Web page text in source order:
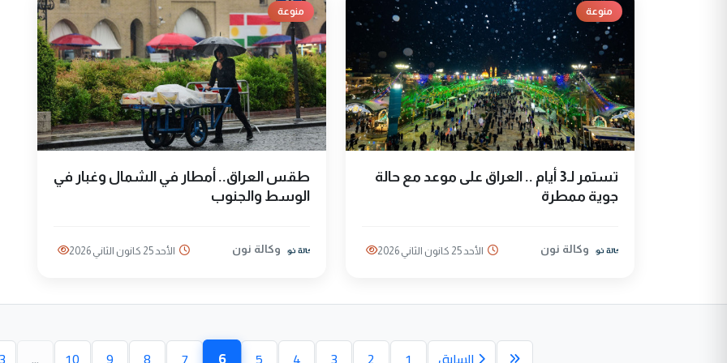
منوعة
تستمر لـ3 أيام .. العراق على موعد مع حالة
جوية ممطرة
وكالة نون الأحد 25 كانون الثاني 2026
منوعة
طقس العراق.. أمطار في الشمال وغبار في
الوسط والجنوب
وكالة نون الأحد 25 كانون الثاني 2026